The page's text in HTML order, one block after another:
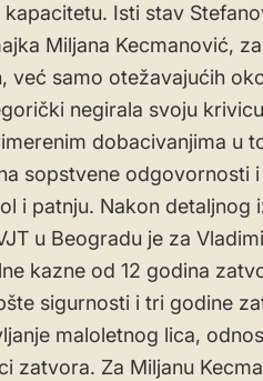
Isti stav
Miljana Kecmanović,
već samo otežavajućih
negirala svoju
dobacivanjima u
sopstvene odgovornosti
i patnju. Nakon detaljnog
u Beogradu je za
kazne od 12 godina
sigurnosti i tri godine
maloletnog lica,
zatvora. Za Miljanu